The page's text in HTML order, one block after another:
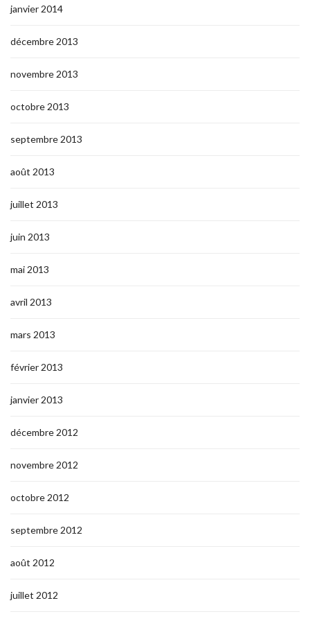
janvier 2014
décembre 2013
novembre 2013
octobre 2013
septembre 2013
août 2013
juillet 2013
juin 2013
mai 2013
avril 2013
mars 2013
février 2013
janvier 2013
décembre 2012
novembre 2012
octobre 2012
septembre 2012
août 2012
juillet 2012